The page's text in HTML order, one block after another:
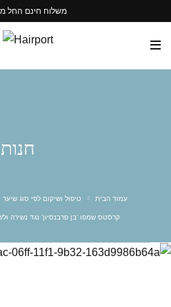
משלוח חינם החל מ-299
חנות
עמוד הבית טיפול ושיקום לפי סוג שיער
קרסטס שמפו 'בן פרבנסיון' נגד נשירה